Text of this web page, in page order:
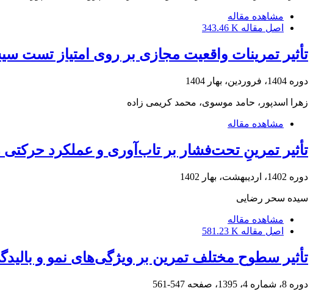
مشاهده مقاله
اصل مقاله 343.46 K
تأثیر تمرینات واقعیت مجازی بر روی امتیاز
دوره 1404، فروردین، بهار 1404
زهرا اسدپور، حامد موسوی، محمد کریمی زاده
مشاهده مقاله
تأثیر تمرینِ تحت‌فشار بر تاب‌آوری و عملکرد حرکتی
دوره 1402، اردیبهشت، بهار 1402
سیده سحر رضایی
مشاهده مقاله
اصل مقاله 581.23 K
تأثیر سطوح مختلف تمرین بر ویژگی‌های نمو و
دوره 8، شماره 4، 1395، صفحه 547-561